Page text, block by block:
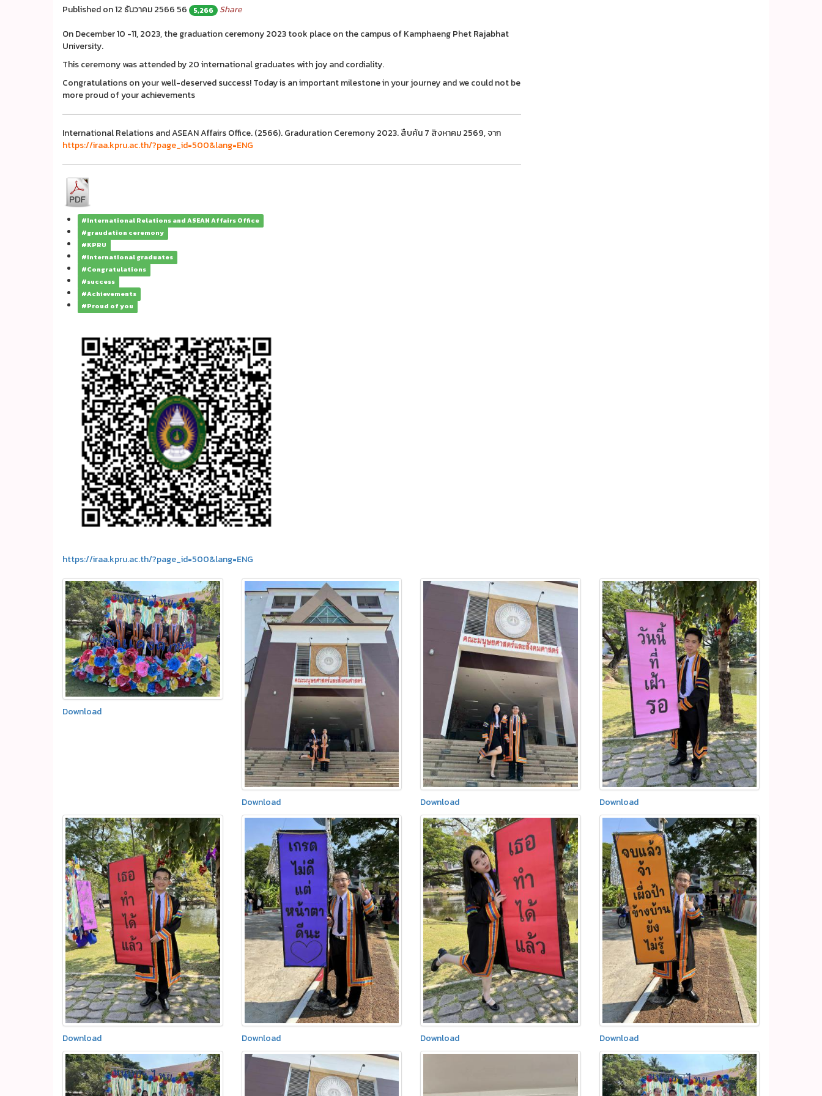
Published on 12 ธันวาคม 2566 56 5,266
Share
On December 10 -11, 2023, the graduation ceremony 2023 took place on the campus of Kamphaeng Phet Rajabhat
University.
This ceremony was attended by 20 international graduates with joy and cordiality.
Congratulations on your well-deserved success! Today is an important milestone in your journey and we could not be
more proud of your achievements
International Relations and ASEAN Affairs Office. (2566). Graduration Ceremony 2023. สืบค้น 7 สิงหาคม 2569, จาก
https://iraa.kpru.ac.th/?page_id=500&lang=ENG
#International Relations and ASEAN Affairs Office
#graudation ceremony
#KPRU
#international graduates
#Congratulations
#success
#Achievements
#Proud of you
https://iraa.kpru.ac.th/?page_id=500&lang=ENG
Download
Download Download Download
Download Download Download Download